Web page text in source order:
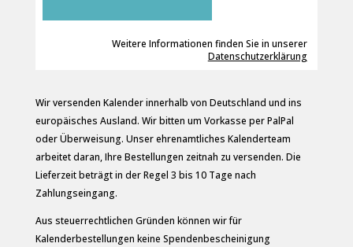
Weitere Informationen finden Sie in unserer
Datenschutzerklärung
Wir versenden Kalender innerhalb von Deutschland und ins
europäisches Ausland. Wir bitten um Vorkasse per PalPal
oder Überweisung. Unser ehrenamtliches Kalenderteam
arbeitet daran, Ihre Bestellungen zeitnah zu versenden. Die
Lieferzeit beträgt in der Regel 3 bis 10 Tage nach
Zahlungseingang.
Aus steuerrechtlichen Gründen können wir für
Kalenderbestellungen keine Spendenbescheinigung